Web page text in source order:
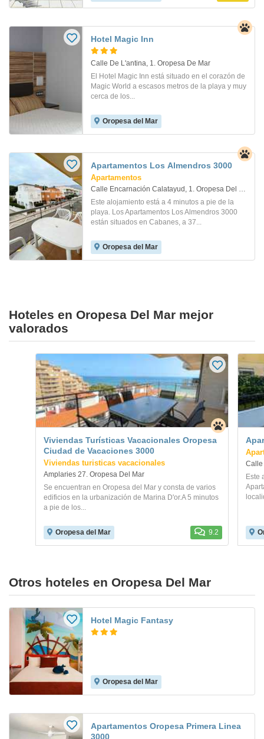
Hotel Magic Inn
Calle De L'antina, 1. Oropesa De Mar
El Hotel Magic Inn está situado en el corazón de
Magic World a escasos metros de la playa y muy
cerca de los...
Oropesa del Mar
Apartamentos Los Almendros 3000
Apartamentos
Calle Encarnación Calatayud, 1. Oropesa Del Mar
Este alojamiento está a 4 minutos a pie de la
playa. Los Apartamentos Los Almendros 3000
están situados en Cabanes, a 37...
Oropesa del Mar
Hoteles en Oropesa Del Mar mejor
valorados
Viviendas Turísticas Vacacionales Oropesa
Ciudad de Vacaciones 3000
Viviendas turisticas vacacionales
Amplaries 27. Oropesa Del Mar
Se encuentran en Oropesa del Mar y consta de varios
edificios en la urbanización de Marina D'or.A 5 minutos
a pie de los...
Oropesa del Mar 9.2
Calle
Este
Otros hoteles en Oropesa Del Mar
Hotel Magic Fantasy
Oropesa del Mar
Apartamentos Oropesa Primera Linea
3000